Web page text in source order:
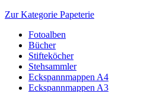
Zur Kategorie Papeterie
Fotoalben
Bücher
Stifteköcher
Stehsammler
Eckspannmappen A4
Eckspannmappen A3